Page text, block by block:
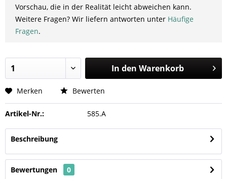
Vorschau, die in der Realität leicht abweichen kann.
Weitere Fragen? Wir liefern antworten unter Häufige
Fragen.
In den Warenkorb
Merken Bewerten
Artikel-Nr.: 585.A
Beschreibung
Bewertungen
0